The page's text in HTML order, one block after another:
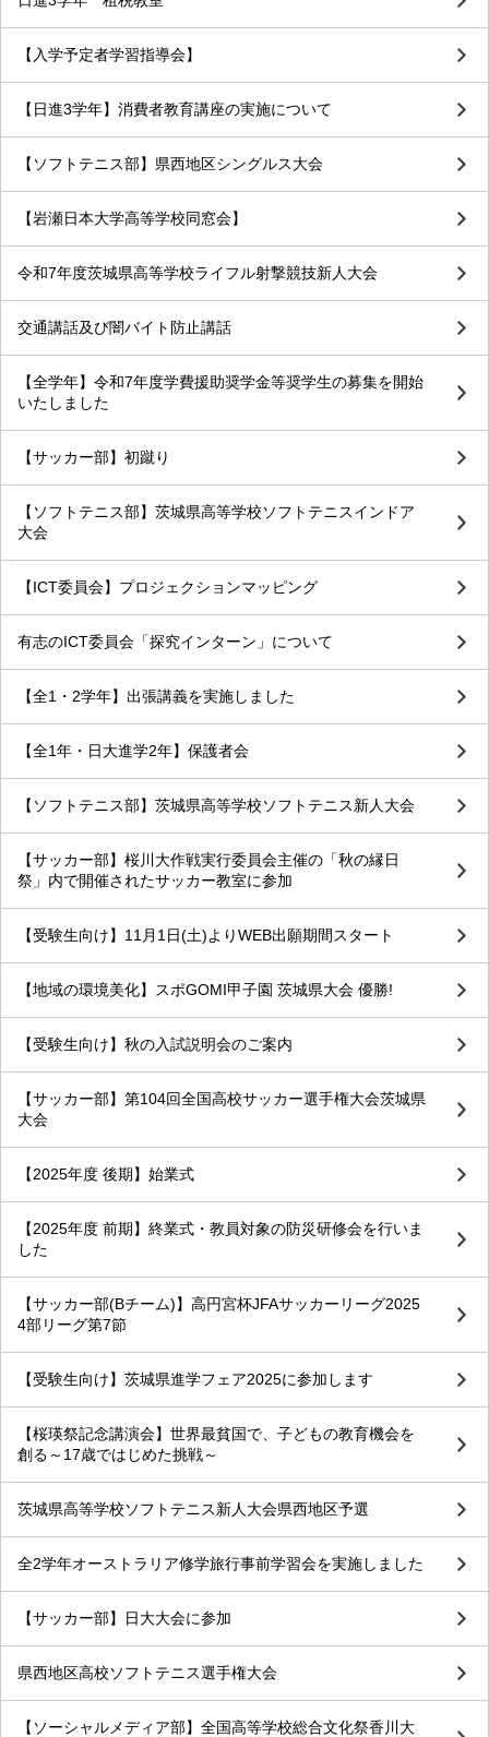
【入学予定者学習指導会】
【日進3学年】消費者教育講座の実施について
【ソフトテニス部】県西地区シングルス大会
【岩瀬日本大学高等学校同窓会】
令和7年度茨城県高等学校ライフル射撃競技新人大会
交通講話及び闇バイト防止講話
【全学年】令和7年度学費援助奨学金等奨学生の募集を開始
いたしました
【サッカー部】初蹴り
【ソフトテニス部】茨城県高等学校ソフトテニスインドア
大会
【ICT委員会】プロジェクションマッピング
有志のICT委員会「探究インターン」について
【全1・2学年】出張講義を実施しました
【全1年・日大進学2年】保護者会
【ソフトテニス部】茨城県高等学校ソフトテニス新人大会
【サッカー部】桜川大作戦実行委員会主催の「秋の縁日
祭」内で開催されたサッカー教室に参加
【受験生向け】11月1日(土)よりWEB出願期間スタート
【地域の環境美化】スポGOMI甲子園 茨城県大会 優勝!
【受験生向け】秋の入試説明会のご案内
【サッカー部】第104回全国高校サッカー選手権大会茨城県
大会
【2025年度 後期】始業式
【2025年度 前期】終業式・教員対象の防災研修会を行いま
した
【サッカー部(Bチーム)】高円宮杯JFAサッカーリーグ2025
4部リーグ第7節
【受験生向け】茨城県進学フェア2025に参加します
【桜瑛祭記念講演会】世界最貧国で、子どもの教育機会を
創る～17歳ではじめた挑戦～
茨城県高等学校ソフトテニス新人大会県西地区予選
全2学年オーストラリア修学旅行事前学習会を実施しました
【サッカー部】日大大会に参加
県西地区高校ソフトテニス選手権大会
【ソーシャルメディア部】全国高等学校総合文化祭香川大